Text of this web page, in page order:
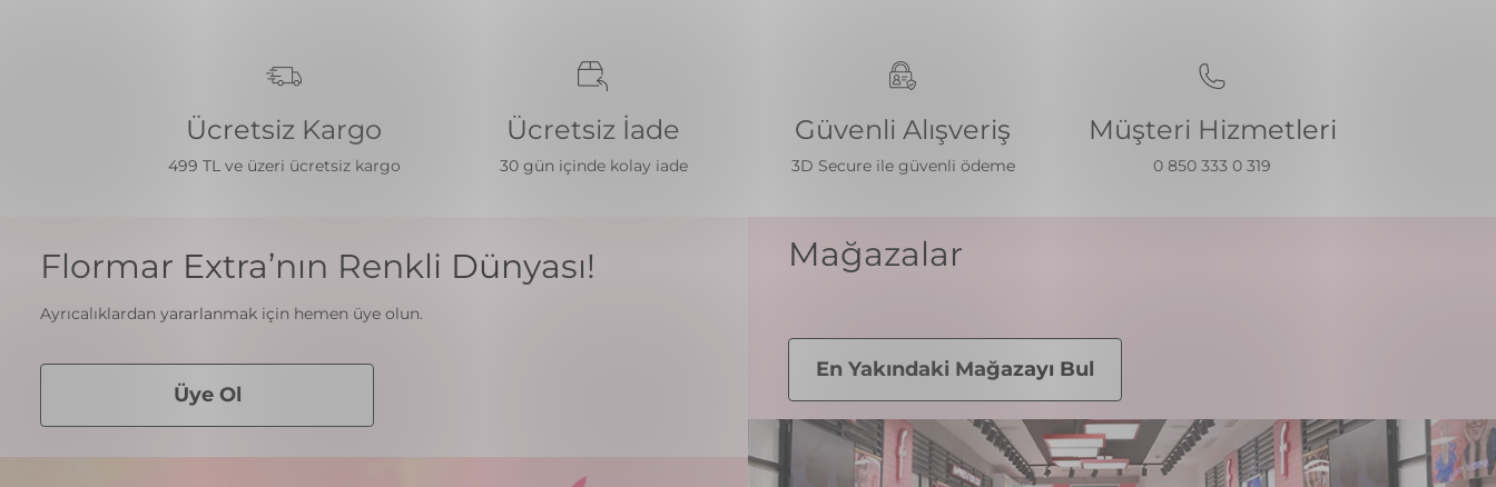
Ücretsiz Kargo
499 TL ve üzeri ücretsiz kargo
Ücretsiz İade
30 gün içinde kolay iade
Güvenli Alışveriş
3D Secure ile güvenli ödeme
Müşteri Hizmetleri
0 850 333 0 319
Flormar Extra’nın Renkli Dünyası!
Ayrıcalıklardan yararlanmak için hemen üye olun.
Üye Ol
Mağazalar
En Yakındaki Mağazayı Bul